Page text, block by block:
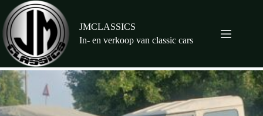
naar
de
inhoud
JMCLASSICS
In- en verkoop van classic cars